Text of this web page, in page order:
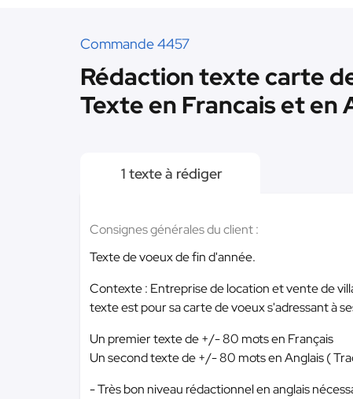
Commande 4457
Rédaction texte carte
Texte en Francais et en
1 texte à rédiger
Consignes générales du client :
Texte de voeux de fin d'année.
Contexte : Entreprise de location et vente de
texte est pour sa carte de voeux s'adressant à
Un premier texte de +/- 80 mots en Français
Un second texte de +/- 80 mots en Anglais (
- Très bon niveau rédactionnel en anglais